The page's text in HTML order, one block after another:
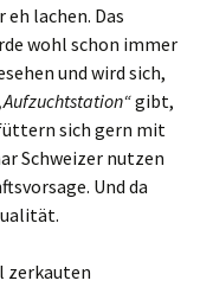
lachen. Das
wohl schon immer
und wird sich,
gibt,
sich gern mit
Schweizer nutzen
Und da
zerkauten